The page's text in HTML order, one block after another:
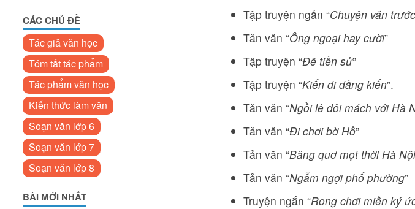
CÁC CHỦ ĐỀ
Tác giả văn học
Tóm tắt tác phẩm
Tác phẩm văn học
Kiến thức làm văn
Soạn văn lớp 6
Soạn văn lớp 7
Soạn văn lớp 8
BÀI MỚI NHẤT
Tập truyện ngắn “Chuyện văn
Tản văn “Ông ngoại hay cười”
Tập truyện “Đê tiền sử”
Tập truyện “Kiến đi đằng kiến”.
Tản văn “Ngồi lê đôi mách với Hà
Tản văn “Đi chơi bờ Hồ”
Tản văn “Bâng quơ mọt thời Hà Nội
Tản văn “Ngẫm ngợi phố phường”
Truyện ngắn “Rong chơi miền ký